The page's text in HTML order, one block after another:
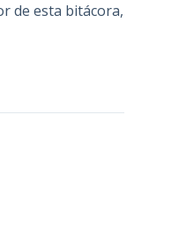
de esta bitácora,